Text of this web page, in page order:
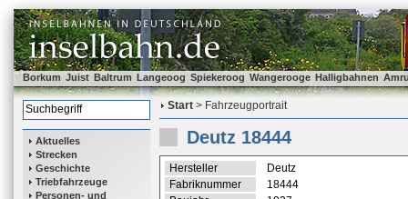
Borkum Juist Baltrum Langeoog Spiekeroog Wangerooge Halligbahnen
Aktuelles
Strecken
Geschichte
Triebfahrzeuge
Personen- und
Start > Fahrzeugportrait
Deutz 18444
Hersteller
Deutz
Fabriknummer
18444